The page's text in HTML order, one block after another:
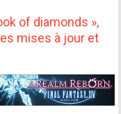
of diamonds »,
mises à jour et